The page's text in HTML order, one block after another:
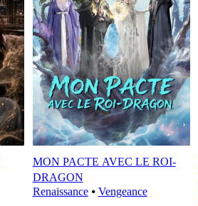
MON PACTE AVEC LE ROI-
DRAGON
Renaissance⦁ Vengeance